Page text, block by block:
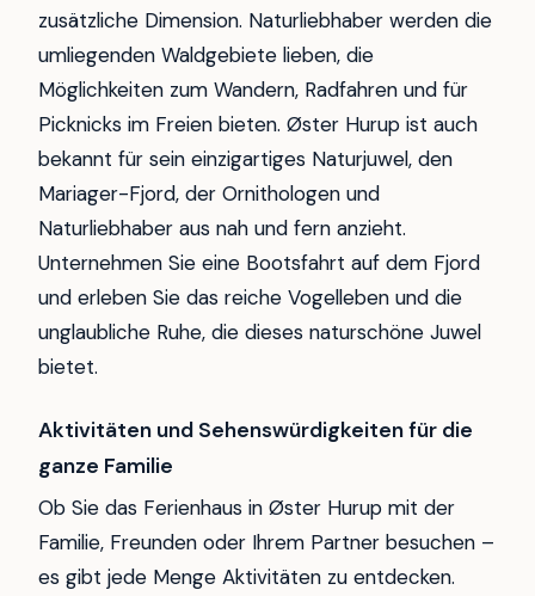
zusätzliche Dimension. Naturliebhaber werden die
umliegenden Waldgebiete lieben, die
Möglichkeiten zum Wandern, Radfahren und für
Picknicks im Freien bieten. Øster Hurup ist auch
bekannt für sein einzigartiges Naturjuwel, den
Mariager-Fjord, der Ornithologen und
Naturliebhaber aus nah und fern anzieht.
Unternehmen Sie eine Bootsfahrt auf dem Fjord
und erleben Sie das reiche Vogelleben und die
unglaubliche Ruhe, die dieses naturschöne Juwel
bietet.
Aktivitäten und Sehenswürdigkeiten für die
ganze Familie
Ob Sie das Ferienhaus in Øster Hurup mit der
Familie, Freunden oder Ihrem Partner besuchen –
es gibt jede Menge Aktivitäten zu entdecken.